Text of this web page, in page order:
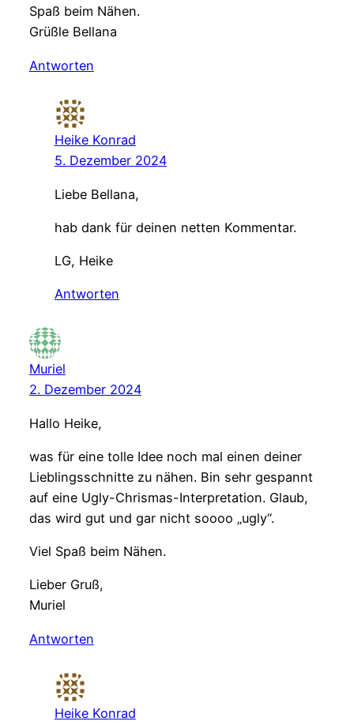
Spaß beim Nähen.
Grüßle Bellana
Antworten
Heike Konrad
5. Dezember 2024
Liebe Bellana,
hab dank für deinen netten Kommentar.
LG, Heike
Antworten
Muriel
2. Dezember 2024
Hallo Heike,
was für eine tolle Idee noch mal einen deiner
Lieblingsschnitte zu nähen. Bin sehr gespannt
auf eine Ugly-Chrismas-Interpretation. Glaub,
das wird gut und gar nicht soooo „ugly“.
Viel Spaß beim Nähen.
Lieber Gruß,
Muriel
Antworten
Heike Konrad